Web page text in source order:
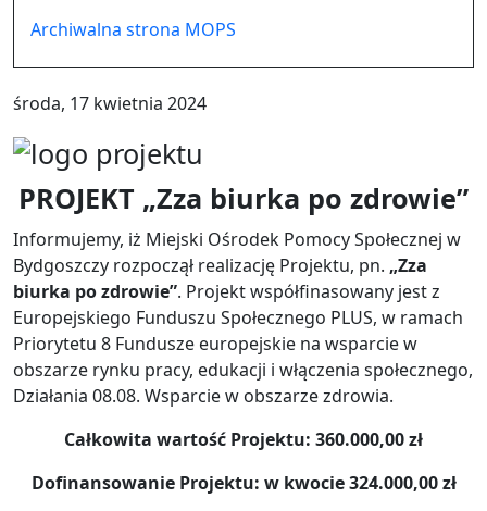
środa, 17 kwietnia 2024
PROJEKT „Zza biurka po zdrowie”
Informujemy, iż Miejski Ośrodek Pomocy Społecznej w
Bydgoszczy rozpoczął realizację Projektu, pn. „Zza
biurka po zdrowie”. Projekt współfinasowany jest z
Europejskiego Funduszu Społecznego PLUS, w ramach
Priorytetu 8 Fundusze europejskie na wsparcie w
obszarze rynku pracy, edukacji i włączenia społecznego,
Działania 08.08. Wsparcie w obszarze zdrowia.
Całkowita wartość Projektu: 360.000,00 zł
Dofinansowanie Projektu: w kwocie 324.000,00 zł
Archiwalna strona MOPS